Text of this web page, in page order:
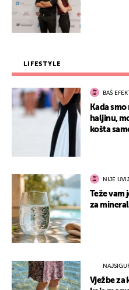
LIFESTYLE
BAŠ
Kada
haljinu,
košta
NIJE
Teže vam
za
Vježbe za